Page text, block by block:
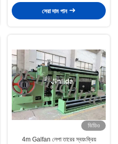
সেরা দাম পান
ভিডিও
4m Galfan লেপা তারের স্বয়ংক্রিয়